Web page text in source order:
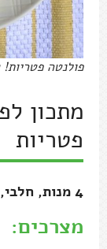
פולנטה
מתכון
פטריות
4 מנות, חלבי, 30 דקות עבודה + זמן כולל
מצרכים: